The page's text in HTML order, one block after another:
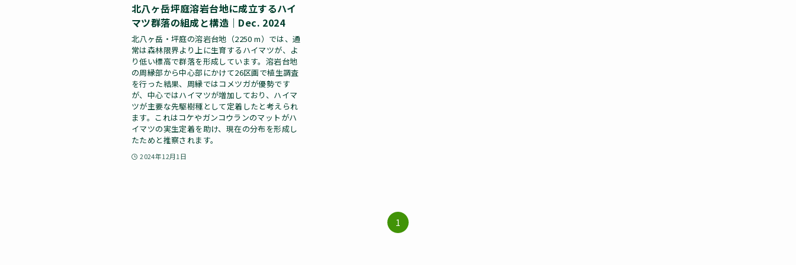
北八ヶ岳坪庭溶岩台地に成立するハイ
マツ群落の組成と構造｜Dec. 2024
北八ヶ岳・坪庭の溶岩台地（2250 m）では、通
常は森林限界より上に生育するハイマツが、よ
り低い標高で群落を形成しています。溶岩台地
の周縁部から中心部にかけて26区画で植生調査
を行った結果、周縁ではコメツガが優勢です
が、中心ではハイマツが増加しており、ハイマ
ツが主要な先駆樹種として定着したと考えられ
ます。これはコケやガンコウランのマットがハ
イマツの実生定着を助け、現在の分布を形成し
たためと推察されます。
2024年12月1日
1